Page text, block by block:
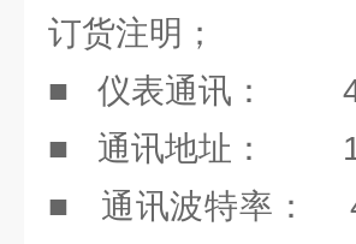
订货注明；
■ 仪表通讯：
■ 通讯地址： 1
■ 通讯波特率：